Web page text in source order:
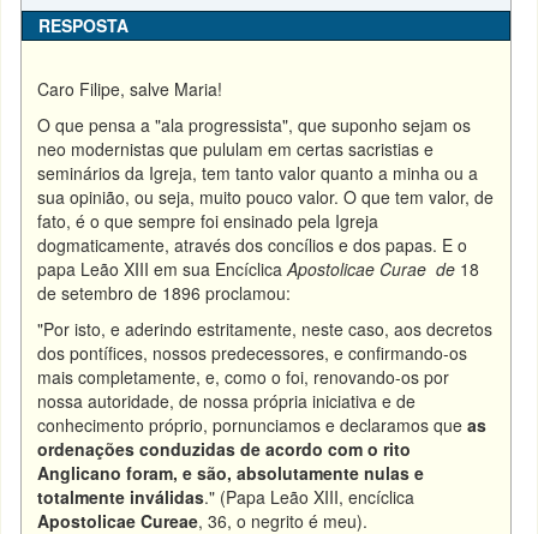
RESPOSTA
Caro Filipe, salve Maria!
O que pensa a "ala progressista", que suponho sejam os
neo modernistas que pululam em certas sacristias e
seminários da Igreja, tem tanto valor quanto a minha ou a
sua opinião, ou seja, muito pouco valor. O que tem valor, de
fato, é o que sempre foi ensinado pela Igreja
dogmaticamente, através dos concílios e dos papas. E o
papa Leão XIII em sua EncíclicaApostolicae Curae de 18
de setembro de 1896 proclamou:
"Por isto, e aderindo estritamente, neste caso, aos decretos
dos pontífices, nossos predecessores, e confirmando-os
mais completamente, e, como o foi, renovando-os por
nossa autoridade, de nossa própria iniciativa e de
conhecimento próprio, pornunciamos e declaramos queas
ordenações conduzidas de acordo com o rito
Anglicano foram, e são, absolutamente nulas e
totalmente inválidas." (Papa Leão XIII, encíclica
Apostolicae Cureae, 36, o negrito é meu).